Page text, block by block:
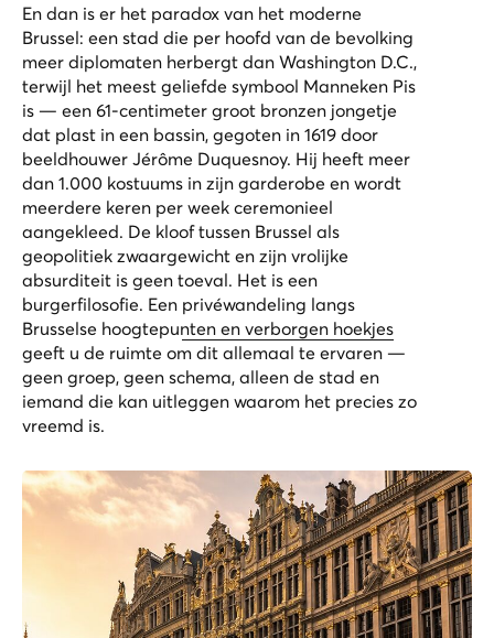
En dan is er het paradox van het moderne
Brussel: een stad die per hoofd van de bevolking
meer diplomaten herbergt dan Washington D.C.,
terwijl het meest geliefde symbool Manneken Pis
is — een 61-centimeter groot bronzen jongetje
dat plast in een bassin, gegoten in 1619 door
beeldhouwer Jérôme Duquesnoy. Hij heeft meer
dan 1.000 kostuums in zijn garderobe en wordt
meerdere keren per week ceremonieel
aangekleed. De kloof tussen Brussel als
geopolitiek zwaargewicht en zijn vrolijke
absurditeit is geen toeval. Het is een
burgerfilosofie. Een privéwandeling langs
Brusselse hoogtepunten en verborgen hoekjes
geeft u de ruimte om dit allemaal te ervaren —
geen groep, geen schema, alleen de stad en
iemand die kan uitleggen waarom het precies zo
vreemd is.